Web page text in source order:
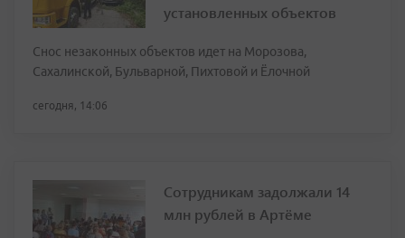
установленных объектов
Снос незаконных объектов идет на Морозова,
Сахалинской, Бульварной, Пихтовой и Ёлочной
сегодня, 14:06
Сотрудникам задолжали 14
млн рублей в Артёме